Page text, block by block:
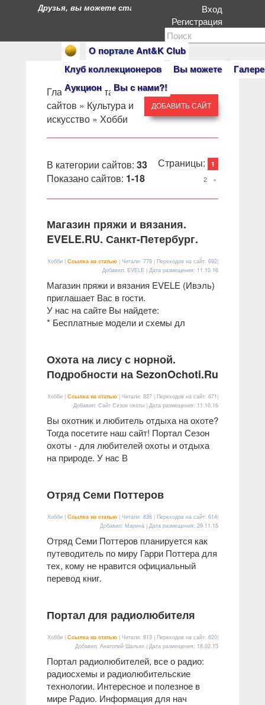
О портале Ant&K Club
Клуб коллекционеров
Вы можете
Аукцион
Вы с нами?!
Друзья, вы можете стать героями нашего портала.
Вход
Регистрация
Главная»Каталог
сайтов » Культура и
искусство » Хобби
ДОБАВИТЬ САЙТ
В категории сайтов: 33
Показано сайтов: 1-18
Страницы: 1
2 »
Магазин пряжи и вязания.
EVELE.RU. Санкт-Петербург.
Хобби | Ссылка на статью | Читали: 779 | Переходов на сайт: 692|
Добавил: EVELE | Дата размещения: 11.10.16
Магазин пряжи и вязания EVELE (Ивэль)
приглашает Вас в гости.
У нас на сайте Вы найдете:
* Бесплатные модели и схемы дл
Охота на лису с норной.
Подробности на SezonOchoti.Ru
Хобби | Ссылка на статью | Читали: 827 | Переходов на сайт: 671|
Добавил: Сайт Сезон охоты | Дата размещения: 11.10.16
Вы охотник и любитель отдыха на охоте?
Тогда посетите наш сайт! Портал Сезон
охоты - для любителей охоты и отдыха
на природе. У нас В
Отряд Семи Поттеров
Хобби | Ссылка на статью | Читали: 836 | Переходов на сайт: 614|
Добавил: Марина | Дата размещения: 29.11.15
Отряд Семи Поттеров планируется как
путеводитель по миру Гарри Поттера для
тех, кому не нравится официальный
перевод книг.
Портал для радиолюбителя
Хобби | Ссылка на статью | Читали: 813 | Переходов на сайт: 620|
Добавил: Анатолий Шальке | Дата размещения: 18.02.13
Портал радиолюбителей, все о радио:
радиосхемы и радиолюбительские
технологии. Интересное и полезное в
мире Радио. Информация для нач